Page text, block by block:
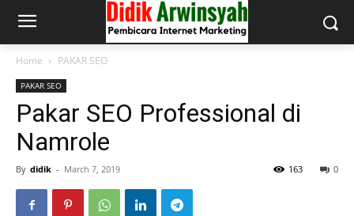
Home PAKAR SEO
PAKAR SEO
Pakar SEO Professional di
Namrole
By didik - March 7, 2019 0
163